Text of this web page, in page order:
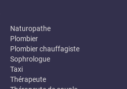
Naturopathe
Plombier
Plombier chauffagiste
Sophrologue
Taxi
Thérapeute